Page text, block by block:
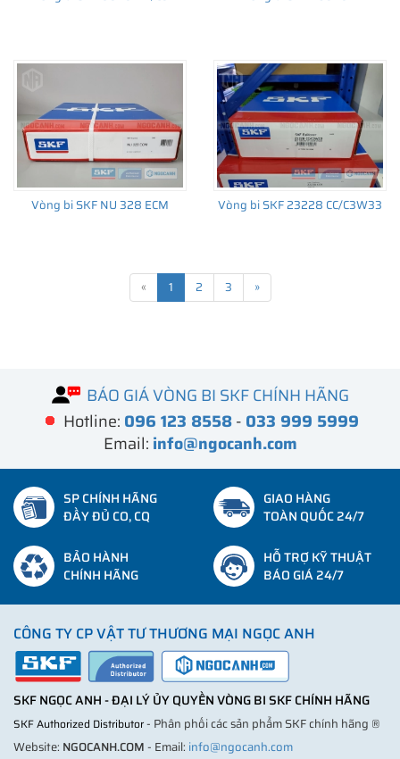
Vòng bi SKF NU 328 ECM Vòng bi SKF 23228 CC/C3W33
« 1 2 3 »
BÁO GIÁ VÒNG BI SKF CHÍNH HÃNG
Hotline: 096 123 8558- 033 999 5999
Email: info@ngocanh.com
SP CHÍNH HÃNG
ĐẦY ĐỦ CO, CQ
GIAO HÀNG
TOÀN QUỐC 24/7
BẢO HÀNH
CHÍNH HÃNG
HỖ TRỢ KỸ THUẬT
BÁO GIÁ 24/7
CÔNG TY CP VẬT TƯ THƯƠNG MẠI NGỌC ANH
SKF NGỌC ANH - ĐẠI LÝ ỦY QUYỀN VÒNG BI SKF CHÍNH HÃNG
SKF Authorized Distributor- Phân phối các sản phẩm SKF chính hãng ®
Website: NGOCANH.COM- Email: info@ngocanh.com